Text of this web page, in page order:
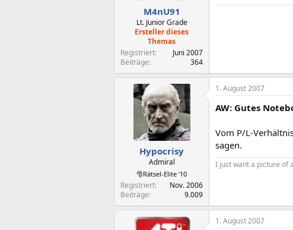
M4nU91
Lt. Junior Grade
Ersteller dieses
Themas
Registriert
Juni 2007
Beiträge
364
Hypocrisy
Admiral
🎅Rätsel-Elite ’10
Registriert
Nov. 2006
Beiträge
9.009
1. August 2007
AW: Gutes
Vom P/L-
sagen.
I just want a picture of
1. August 2007